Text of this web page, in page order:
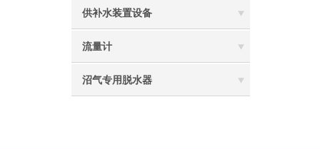
供补水装置设备
流量计
沼气专用脱水器